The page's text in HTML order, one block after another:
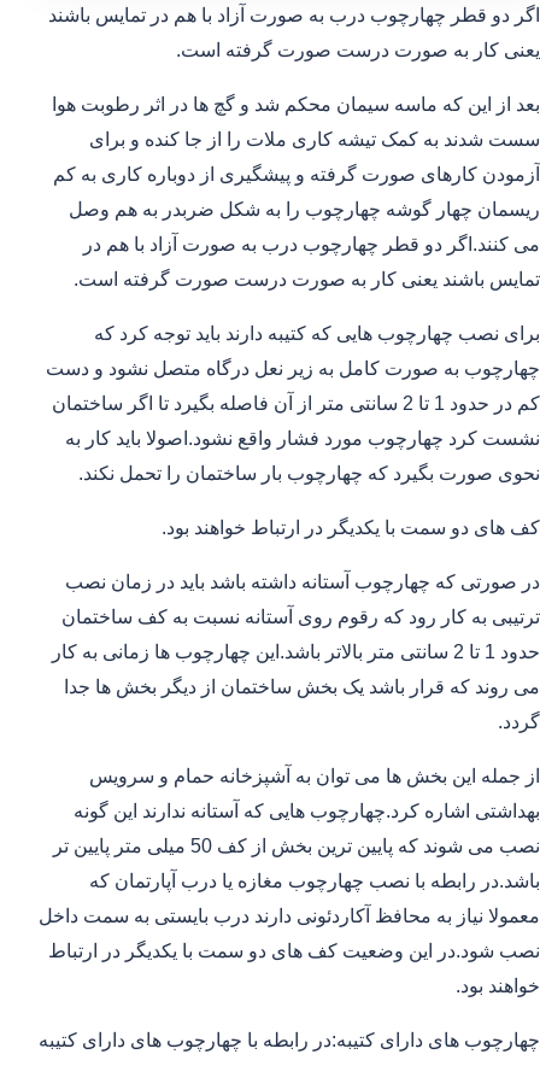
اگر دو قطر چهارچوب درب به صورت آزاد با هم در تمایس باشند
یعنی کار به صورت درست صورت گرفته است.
بعد از این که ماسه سیمان محکم شد و گچ ها در اثر رطوبت هوا
سست شدند به کمک تیشه کاری ملات را از جا کنده و برای
آزمودن کارهای صورت گرفته و پیشگیری از دوباره کاری به کم
ریسمان چهار گوشه چهارچوب را به شکل ضربدر به هم وصل
می کنند.اگر دو قطر چهارچوب درب به صورت آزاد با هم در
تمایس باشند یعنی کار به صورت درست صورت گرفته است.
برای نصب چهارچوب هایی که کتیبه دارند باید توجه کرد که
چهارچوب به صورت کامل به زیر نعل درگاه متصل نشود و دست
کم در حدود 1 تا 2 سانتی متر از آن فاصله بگیرد تا اگر ساختمان
نشست کرد چهارچوب مورد فشار واقع نشود.اصولا باید کار به
نحوی صورت بگیرد که چهارچوب بار ساختمان را تحمل نکند.
کف های دو سمت با یکدیگر در ارتباط خواهند بود.
در صورتی که چهارچوب آستانه داشته باشد باید در زمان نصب
ترتیبی به کار رود که رقوم روی آستانه نسبت به کف ساختمان
حدود 1 تا 2 سانتی متر بالاتر باشد.این چهارچوب ها زمانی به کار
می روند که قرار باشد یک بخش ساختمان از دیگر بخش ها جدا
گردد.
از جمله این بخش ها می توان به آشپزخانه حمام و سرویس
بهداشتی اشاره کرد.چهارچوب هایی که آستانه ندارند این گونه
نصب می شوند که پایین ترین بخش از کف 50 میلی متر پایین تر
باشد.در رابطه با نصب چهارچوب مغازه یا درب آپارتمان که
معمولا نیاز به محافظ آکاردئونی دارند درب بایستی به سمت داخل
نصب شود.در این وضعیت کف های دو سمت با یکدیگر در ارتباط
خواهند بود.
چهارچوب های دارای کتیبه:در رابطه با چهارچوب های دارای کتیبه